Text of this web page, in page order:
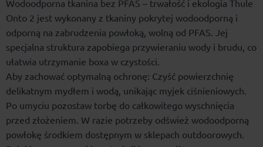
Wodoodporna tkanina bez PFAS – trwałość i ekologia Thule
Onto 2 jest wykonany z tkaniny pokrytej wodoodporną i
odporną na zabrudzenia powłoką, wolną od PFAS. Jej
specjalna struktura zapobiega przywieraniu wody i brudu, co
ułatwia utrzymanie boxa w czystości.
Aby zachować optymalną ochronę: Czyść powierzchnię
delikatnym mydłem i wodą, unikając myjek ciśnieniowych.
Po umyciu pozostaw torbę do całkowitego wyschnięcia
przed złożeniem. W razie potrzeby odśwież wodoodporną
powłokę środkiem dostępnym w sklepach outdoorowych.